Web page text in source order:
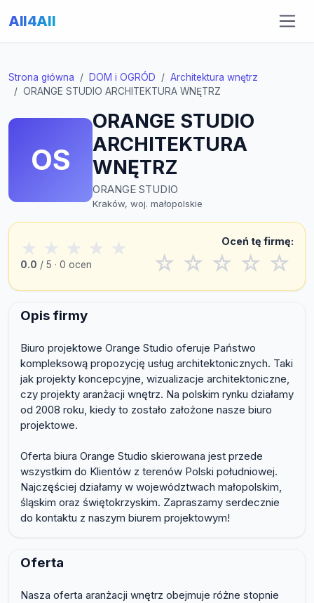
All4All
Strona główna DOM i OGRÓD
Architektura wnętrz
ORANGE STUDIO ARCHITEKTURA WNĘTRZ
OS
ORANGE STUDIO
ARCHITEKTURA
WNĘTRZ
ORANGE STUDIO
Kraków, woj. małopolskie
★ ★ ★ ★ ★
0.0 / 5 · 0 ocen
Oceń tę firmę:
☆ ☆ ☆ ☆ ☆
Opis firmy
Biuro projektowe Orange Studio oferuje Państwo
kompleksową propozycję usług architektonicznych. Taki
jak projekty koncepcyjne, wizualizacje architektoniczne,
czy projekty aranżacji wnętrz. Na polskim rynku działamy
od 2008 roku, kiedy to zostało założone nasze biuro
projektowe.
Oferta biura Orange Studio skierowana jest przede
wszystkim do Klientów z terenów Polski południowej.
Najczęściej działamy w województwach małopolskim,
śląskim oraz świętokrzyskim. Zapraszamy serdecznie
do kontaktu z naszym biurem projektowym!
Oferta
Nasza oferta aranżacji wnętrz obejmuje różne stopnie